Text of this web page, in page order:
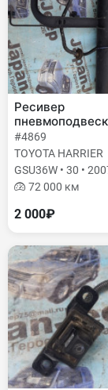
Ресивер
#4869
TOYOTA HARRIER
GSU36W • 30 •
72 000 км
2 000₽